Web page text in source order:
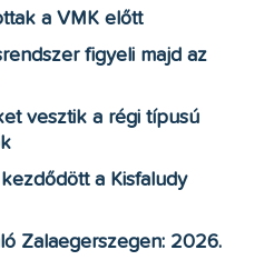
a VMK előtt
figyeli majd az
vesztik a régi típusú
a Kisfaludy
Zalaegerszegen: 2026.